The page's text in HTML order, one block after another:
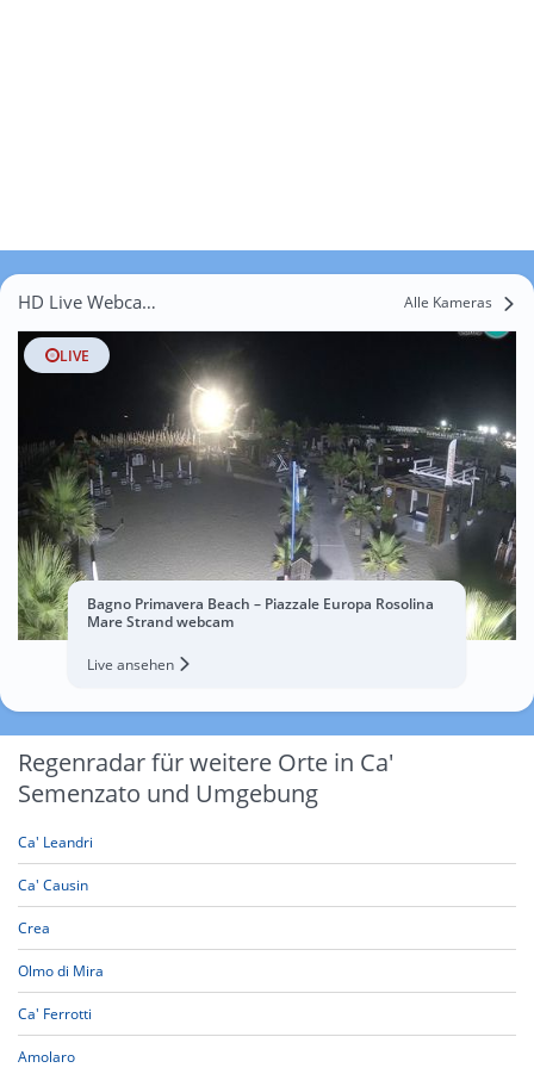
HD Live Webcams Ca' Semenzato Alle Kameras
LIVE
Bagno Primavera Beach – Piazzale Europa Rosolina
Mare Strand webcam
Live ansehen
Regenradar für weitere Orte in Ca'
Semenzato und Umgebung
Ca' Leandri
Ca' Causin
Crea
Olmo di Mira
Ca' Ferrotti
Amolaro